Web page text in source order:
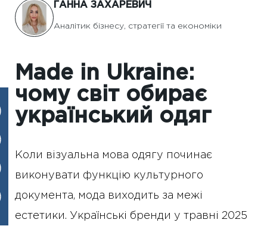
ГАННА ЗАХАРЕВИЧ
Аналітик бізнесу, стратегії та економіки
Made in Ukraine:
чому світ обирає
український одяг
Коли візуальна мова одягу починає
виконувати функцію культурного
документа, мода виходить за межі
естетики. Українські бренди у травні 2025